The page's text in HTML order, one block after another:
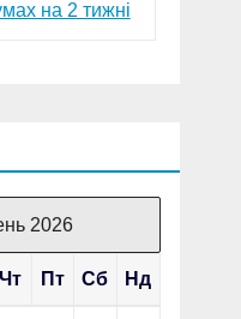
2026
Чт Пт Сб Нд